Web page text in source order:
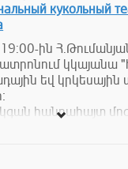
кукольный
ին
կկայանա
եվ կրկեսային
հանրահայտ